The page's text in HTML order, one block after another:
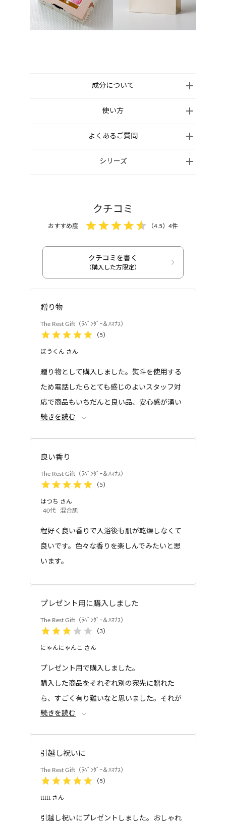
成分について
●アロマバスエッセンス（ラベンダーとオレンジ）：
キシル、ポリソルベート 85、トリイソステアリン酸
キシステアリン酸ジペンタエリスリチル、トリ(カプ
ウキンセンカ花エキス、ラベンダー花エキス、マン
ダリンオレンジ果皮エキス、ラバンデュラヒブリダ
油、アトラスシーダー樹皮油、オレイン酸フィトス
テリル、グリチルレチン酸ステアリル、トコフェロ
ール、エチルヘキシルグリセリン
ズ）：ミネラルオイル、コーン油、パルミチン酸エ
チルヘキシル、ポリソルベート 85、トリイソステア
リン酸 PEG-20 グリセリル、香料、トリポリヒドロ
ルベート 80、水、コメ胚芽油、ローズヒップ油、オ
リーブ果実油、ホホバ種子油、BG、トウキンセンカ
花エキス、ノバラエキス、水溶性コラーゲン、ハマ
ナス花エキス、ダマスクバラ花エキス、ダマスクバラ
酸ステアリル、トコフェロール、エチルヘキシルグ
使い方
ご家庭のお風呂のお湯に1回分(キャップ3〜4杯)を入
※計量後のキャップは水で洗わないでください。
よくあるご質問
アロマバスエッセンスは子どもとの入浴
その際は規定量より薄めからお試しください。
熱いお湯での長風呂は疲労感が増し、肌
も乾燥しやすくなります。40度以下で5
分程度、肩までつかる全身浴で、血行促進やリラ
※お子さまが湯船につかる場合は長くても3分以内、湯温は38
入浴後にシャワーで洗い流す必要はあり
シャワーで洗い流さないほうがより保湿
成分が肌に残るので、お風呂上りのしっ
とり感を感じると思います。
すぎは清水で行ってください。ただし、柔軟仕上
の洗濯には使用しないでください。
ても大丈夫ですか？
い。
こちらの「The Rest Gift」のセットには
１セットにつき1枚同梱されます。
「The Rest Gift」はラッピングはしても
ギフトボックスはそのままお渡しいただ
けるボックスになっていますが、ラッピ
ださい。 ギフトセットのラッピング、のし対応
は250円(税込)で承っております。
受付時間：9:00～21:00（年末年始を除く）
シリーズ
The Rest Gift（ラベン
ギフトボックス
The Rest Gift（ゆず＆
ギフトボックス
The Rest Gift（カレン
クチコミ
おすすめ度 （4.5） 4件
クチコミを書く
（購入した方限定）
贈り物
The Rest Gift（ﾗﾍﾞﾝﾀﾞｰ＆ﾊﾏﾅｽ）
（5）
ぼうくん さん
贈り物として購入しました。熨斗を使用する
ため電話したらとても感じのよいスタッフ対
応で商品もいちだんと良い品、安心感が湧い
てきました。やはり送った先の人も商品を大
続きを読む
良い香り
The Rest Gift（ﾗﾍﾞﾝﾀﾞｰ＆ﾊﾏﾅｽ）
（5）
はつち さん
40代
混合肌
程好く良い香りで入浴後も肌が乾燥しなくて
良いです。色々な香りを楽しんでみたいと思
います。
プレゼント用に購入しました
The Rest Gift（ﾗﾍﾞﾝﾀﾞｰ＆ﾊﾏﾅｽ）
（3）
にゃんにゃんこ さん
プレゼント用で購入しました。
購入した商品をそれぞれ別の宛先に贈れた
ら、すごく有り難いなと思いました。それが
出来なかったので、今回は1個ずつ購入して別
続きを読む
引越し祝いに
The Rest Gift（ﾗﾍﾞﾝﾀﾞｰ＆ﾊﾏﾅｽ）
（5）
ttttt さん
引越し祝いにプレゼントしました。おしゃれ